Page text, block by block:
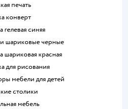
печать
конверт
гелевая синяя
шариковые черные
шариковая красная
для рисования
мебели для детей
столики
мебель